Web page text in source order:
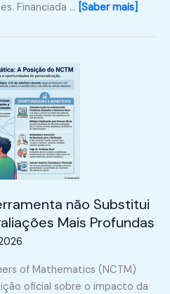
Financiada … [Saber mais]
não Substitui
Mais Profundas
of Mathematics (NCTM)
oficial sobre o impacto da